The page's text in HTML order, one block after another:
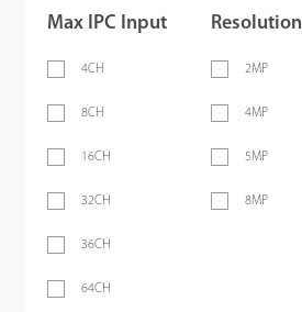
Max IPC Input
4CH
8CH
16CH
32CH
36CH
64CH
Resolution
2MP
4MP
5MP
8MP